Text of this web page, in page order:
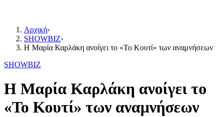
Αρχική›
SHOWBIZ›
Η Μαρία Καρλάκη ανοίγει το «Το Κουτί» των αναμνήσεων
SHOWBIZ
Η Μαρία Καρλάκη ανοίγει το
«Το Κουτί» των αναμνήσεων